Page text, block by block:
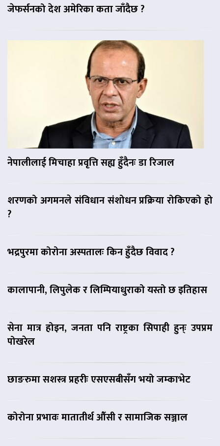
जेफर्सनको देश अमेरिका कता जाँदैछ ?
नेपालीलाई मिचाहा प्रवृत्ति सह्य हुँदैनः डा रिजाल
शरणको अगमनले संविधान संशोधन प्रक्रिया रोकिएको हो
?
भद्रपुरमा कोरोना अस्पतालः किन हुँदैछ विवाद ?
कालापानी, लिपुलेक र लिम्पियाधुराको यस्तो छ इतिहास
सेना मात्र होइन, जनता पनि राष्ट्रका सिपाही हुन्ः उपप्रम
पोखरेल
छाङरुमा सशस्त्र प्रहरीः एसएसबीसँग भयो जम्काभेट
कोरोना प्रभावः मातातीर्थ औँसी र सामाजिक सञ्जाल